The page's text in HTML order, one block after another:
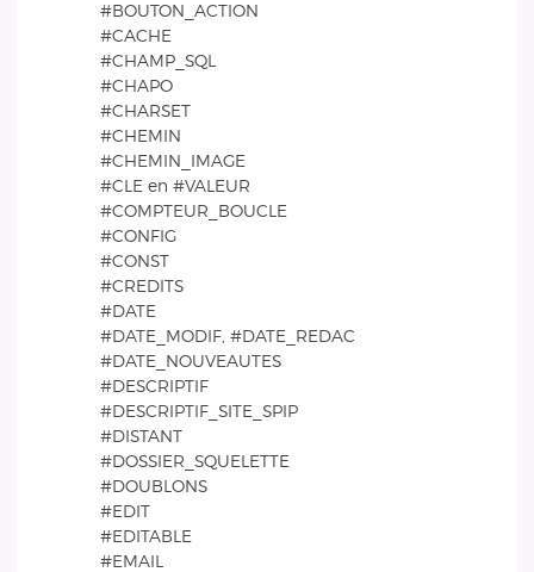
#BOUTON_ACTION
#CACHE
#CHAMP_SQL
#CHAPO
#CHARSET
#CHEMIN
#CHEMIN_IMAGE
#CLE en #VALEUR
#COMPTEUR_BOUCLE
#CONFIG
#CONST
#CREDITS
#DATE
#DATE_MODIF, #DATE_REDAC
#DATE_NOUVEAUTES
#DESCRIPTIF
#DESCRIPTIF_SITE_SPIP
#DISTANT
#DOSSIER_SQUELETTE
#DOUBLONS
#EDIT
#EDITABLE
#EMAIL